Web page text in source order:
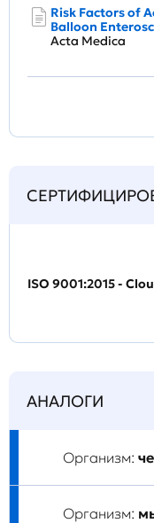
Risk Factors of
Balloon
Acta Medica
ISO 9001:2015 -
АНАЛОГИ
Организм:
Организм: